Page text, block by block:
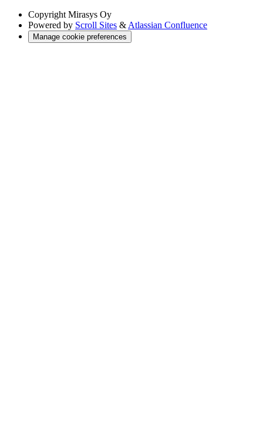
Copyright Mirasys Oy
Powered by Scroll Sites & Atlassian Confluence
Manage cookie preferences